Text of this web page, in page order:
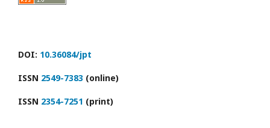
DOI: 10.36084/jpt
ISSN 2549-7383 (online)
ISSN 2354-7251 (print)